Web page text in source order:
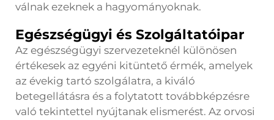
válnak ezeknek a hagyományoknak.
Egészségügyi és Szolgáltatóipar
Az egészségügyi szervezeteknél különösen
értékesek az egyéni kitüntető érmék, amelyek
az évekig tartó szolgálatra, a kiváló
betegellátásra és a folytatott továbbképzésre
való tekintettel nyújtanak elismerést. Az orvosi